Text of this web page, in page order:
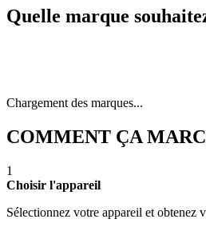
Quelle marque
Chargement des marques...
COMMENT ÇA
1
Choisir l'appareil
Sélectionnez votre appareil et obtenez